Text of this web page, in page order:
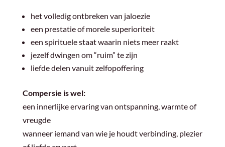
het volledig ontbreken van jaloezie
een prestatie of morele superioriteit
een spirituele staat waarin niets meer raakt
jezelf dwingen om “ruim” te zijn
liefde delen vanuit zelfopoffering
Compersie is wel:
een innerlijke ervaring van ontspanning, warmte of
vreugde
wanneer iemand van wie je houdt verbinding, plezier